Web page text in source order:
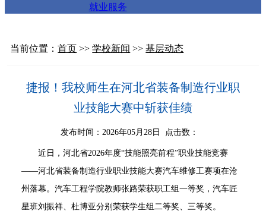
就业服务
当前位置：首页 >>学校新闻 >>基层动态
捷报！我校师生在河北省装备制造行业职
业技能大赛中斩获佳绩
发布时间：2026年05月28日 点击数：
近日，河北省2026年度“技能照亮前程”职业技能竞赛
——河北省装备制造行业职业技能大赛汽车维修工赛项在沧
州落幕。汽车工程学院教师张路荣获职工组一等奖，汽车匠
星班刘振祥、杜博亚分别荣获学生组二等奖、三等奖。